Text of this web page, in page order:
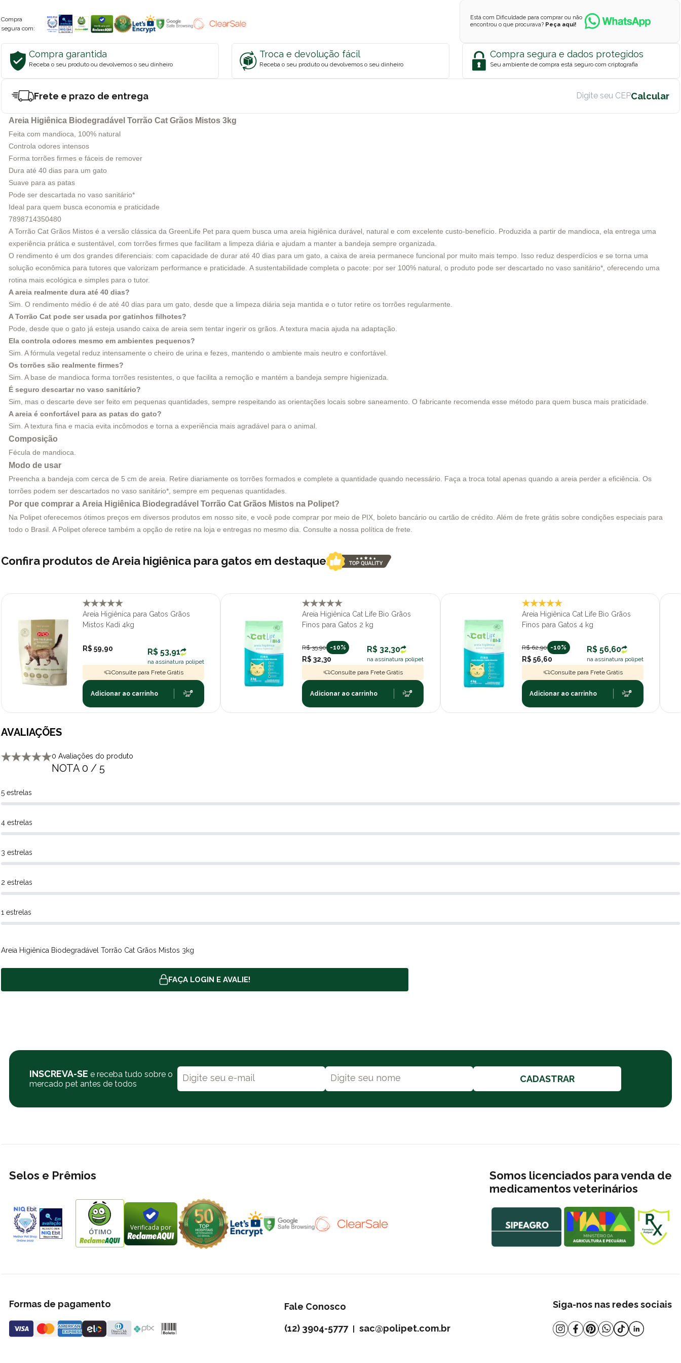
Compra
segura com:
Está com Dificuldade para comprar ou não
encontrou o que procurava? Peça aqui!
Compra garantida
Receba o seu produto ou devolvemos o seu dinheiro
Troca e devolução fácil
Receba o seu produto ou devolvemos o seu dinheiro
Compra segura e dados protegidos
Seu ambiente de compra está seguro com criptografia
Frete e prazo de entrega
Areia Higiênica Biodegradável Torrão Cat Grãos Mistos 3kg
Feita com mandioca, 100% natural
Controla odores intensos
Forma torrões firmes e fáceis de remover
Dura até 40 dias para um gato
Suave para as patas
Pode ser descartada no vaso sanitário*
Ideal para quem busca economia e praticidade
7898714350480
A Torrão Cat Grãos Mistos é a versão clássica da GreenLife Pet para quem busca uma areia higiênica durável, natural e com excelente custo-benefício. Produzida a partir de mandioca, ela entrega uma
experiência prática e sustentável, com torrões firmes que facilitam a limpeza diária e ajudam a manter a bandeja sempre organizada.
O rendimento é um dos grandes diferenciais: com capacidade de durar até 40 dias para um gato, a caixa de areia permanece funcional por muito mais tempo. Isso reduz desperdícios e se torna uma
solução econômica para tutores que valorizam performance e praticidade. A sustentabilidade completa o pacote: por ser 100% natural, o produto pode ser descartado no vaso sanitário*, oferecendo uma
rotina mais ecológica e simples para o tutor.
A areia realmente dura até 40 dias?
Sim. O rendimento médio é de até 40 dias para um gato, desde que a limpeza diária seja mantida e o tutor retire os torrões regularmente.
A Torrão Cat pode ser usada por gatinhos filhotes?
Pode, desde que o gato já esteja usando caixa de areia sem tentar ingerir os grãos. A textura macia ajuda na adaptação.
Ela controla odores mesmo em ambientes pequenos?
Sim. A fórmula vegetal reduz intensamente o cheiro de urina e fezes, mantendo o ambiente mais neutro e confortável.
Os torrões são realmente firmes?
Sim. A base de mandioca forma torrões resistentes, o que facilita a remoção e mantém a bandeja sempre higienizada.
É seguro descartar no vaso sanitário?
Sim, mas o descarte deve ser feito em pequenas quantidades, sempre respeitando as orientações locais sobre saneamento. O fabricante recomenda esse método para quem busca mais praticidade.
A areia é confortável para as patas do gato?
Sim. A textura fina e macia evita incômodos e torna a experiência mais agradável para o animal.
Composição
Fécula de mandioca.
Modo de usar
Preencha a bandeja com cerca de 5 cm de areia. Retire diariamente os torrões formados e complete a quantidade quando necessário. Faça a troca total apenas quando a areia perder a eficiência. Os
torrões podem ser descartados no vaso sanitário*, sempre em pequenas quantidades.
Por que comprar a Areia Higiênica Biodegradável Torrão Cat Grãos Mistos na Polipet?
Na Polipet oferecemos ótimos preços em diversos produtos em nosso site, e você pode comprar por meio de PIX, boleto bancário ou cartão de crédito. Além de frete grátis sobre condições especiais para
todo o Brasil. A Polipet oferece também a opção de retire na loja e entregas no mesmo dia. Consulte a nossa política de frete.
Confira produtos de Areia higiênica para gatos em destaque
Areia Higiênica para Gatos Grãos
Mistos Kadi 4kg
R$ 59,90 R$ 53,91
na assinatura polipet
Consulte para Frete Grátis
Adicionar ao carrinho
Areia Higiênica Cat Life Bio Grãos
Finos para Gatos 2 kg
R$ 35,90 -10%
R$ 32,30
R$ 32,30
na assinatura polipet
Consulte para Frete Grátis
Adicionar ao carrinho
Areia Higiênica Cat Life Bio Grãos
Finos para Gatos 4 kg
R$ 62,90 -10%
R$ 56,60
R$ 56,60
na assinatura polipet
Consulte para Frete Grátis
Adicionar ao carrinho
AVALIAÇÕES
0 Avaliações do produto
NOTA 0 / 5
5 estrelas
4 estrelas
3 estrelas
2 estrelas
1 estrelas
Areia Higiênica Biodegradável Torrão Cat Grãos Mistos 3kg
FAÇA LOGIN E AVALIE!
INSCREVA-SE e receba tudo sobre o
mercado pet antes de todos
CADASTRAR
Selos e Prêmios
ÓTIMO Verificada por
Somos licenciados para venda de
medicamentos veterinários
Formas de pagamento Fale Conosco
(12) 3904-5777| sac@polipet.com.br
Siga-nos nas redes sociais